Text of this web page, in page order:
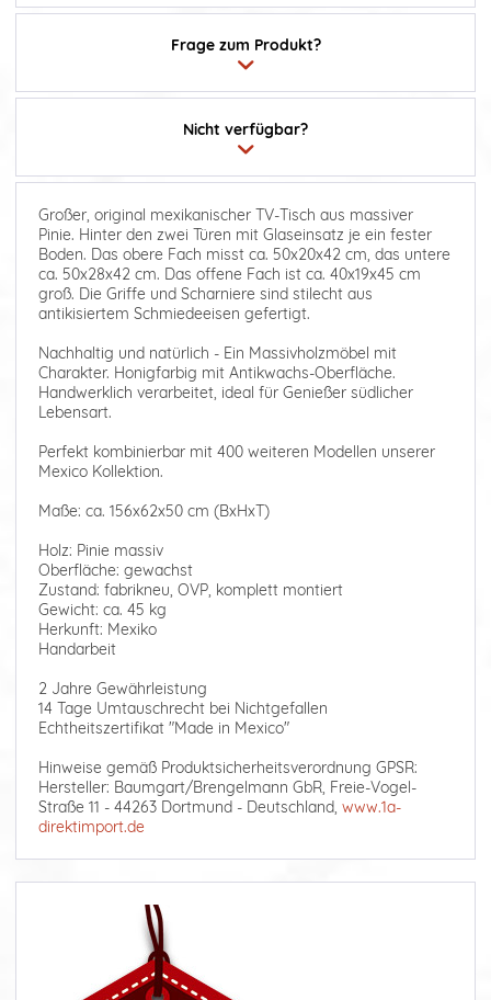
Frage zum Produkt?
Nicht verfügbar?
Großer, original mexikanischer TV-Tisch aus massiver
Pinie. Hinter den zwei Türen mit Glaseinsatz je ein fester
Boden. Das obere Fach misst ca. 50x20x42 cm, das untere
ca. 50x28x42 cm. Das offene Fach ist ca. 40x19x45 cm
groß. Die Griffe und Scharniere sind stilecht aus
antikisiertem Schmiedeeisen gefertigt.
Nachhaltig und natürlich - Ein Massivholzmöbel mit
Charakter. Honigfarbig mit Antikwachs-Oberfläche.
Handwerklich verarbeitet, ideal für Genießer südlicher
Lebensart.
Perfekt kombinierbar mit 400 weiteren Modellen unserer
Mexico Kollektion.
Maße: ca. 156x62x50 cm (BxHxT)
Holz: Pinie massiv
Oberfläche: gewachst
Zustand: fabrikneu, OVP, komplett montiert
Gewicht: ca. 45 kg
Herkunft: Mexiko
Handarbeit
2 Jahre Gewährleistung
14 Tage Umtauschrecht bei Nichtgefallen
Echtheitszertifikat "Made in Mexico"
Hinweise gemäß Produktsicherheitsverordnung GPSR:
Hersteller: Baumgart/Brengelmann GbR, Freie-Vogel-
Straße 11 - 44263 Dortmund - Deutschland, www.1a-
direktimport.de